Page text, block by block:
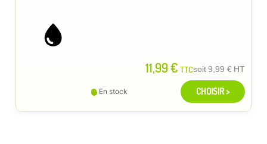
11,99 € TTCsoit9,99 € HT
En stock CHOISIR >